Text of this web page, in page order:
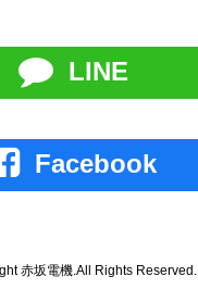
LINE
Facebook
赤坂電機.All Rights Reserved.